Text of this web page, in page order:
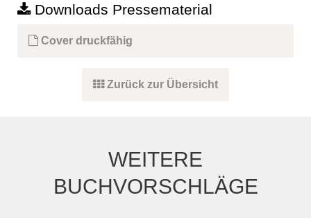
Downloads Pressematerial
Cover druckfähig
Zurück zur Übersicht
WEITERE
BUCHVORSCHLÄGE